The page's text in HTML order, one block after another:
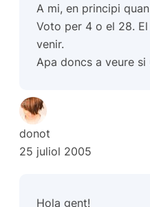
A mi, en principi
Voto per 4 o el 28.
venir.
Apa doncs a veure si
donot
25 juliol 2005
Hola gent!